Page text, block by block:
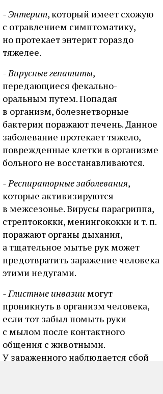
- Энтерит, который имеет схожую
с отравлением симптоматику,
но протекает энтерит гораздо
тяжелее.
- Вирусные гепатиты,
передающиеся фекально-
оральным путем. Попадая
в организм, болезнетворные
бактерии поражают печень. Данное
заболевание протекает тяжело,
поврежденные клетки в организме
больного не восстанавливаются.
- Респираторные заболевания,
которые активизируются
в межсезонье. Вирусы парагриппа,
стрептококки, менингококки и т. п.
поражают органы дыхания,
а тщательное мытье рук может
предотвратить заражение человека
этими недугами.
- Глистные инвазии могут
проникнуть в организм человека,
если тот забыл помыть руки
с мылом после контактного
общения с животными.
У зараженного наблюдается сбой